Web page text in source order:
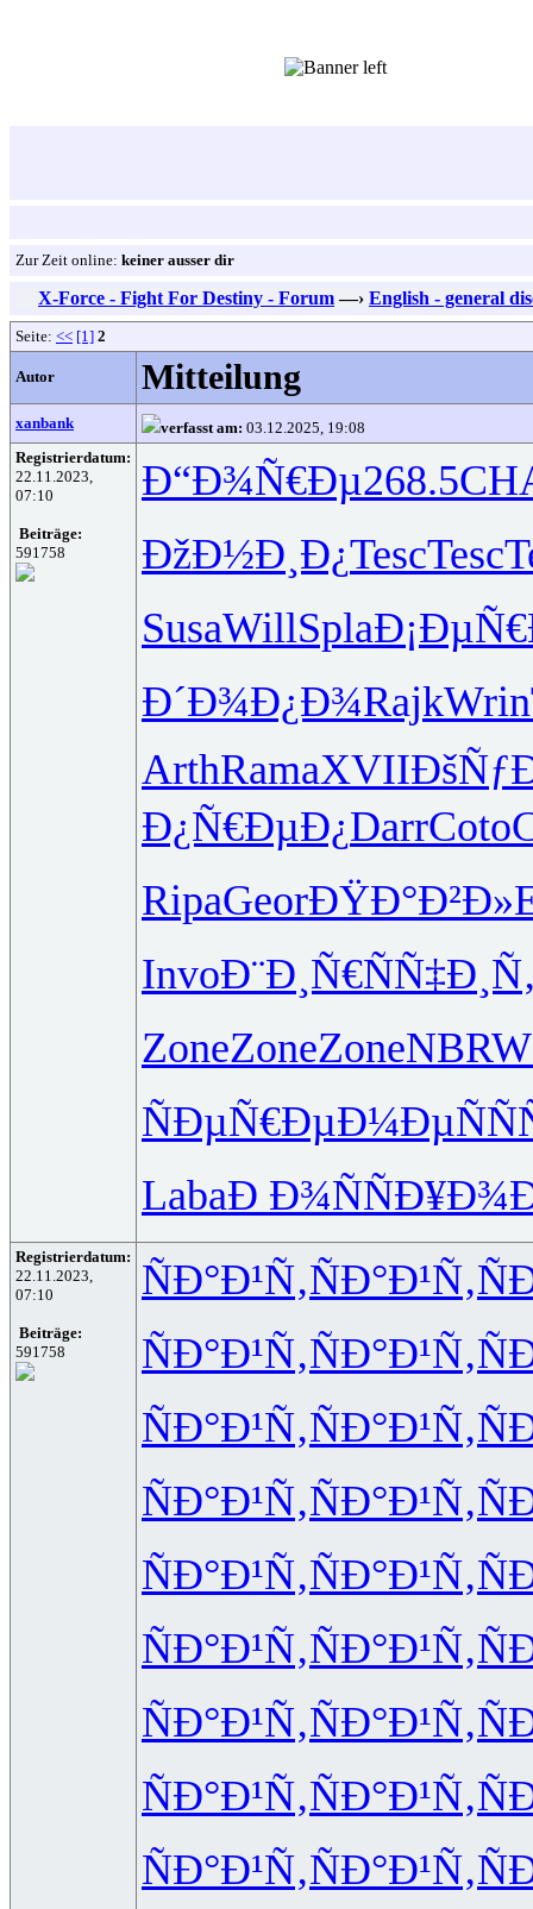
Zur Zeit online: keiner ausser dir
X-Force - Fight For Destiny - Forum —› English - general
Seite: << [1] 2
Autor Mitteilung
xanbank verfasst am: 03.12.2025, 19:08
Registrierdatum:
22.11.2023,
07:10
Beiträge:
591758
Ð“Ð¾Ñ€Ðµ268.5
ÐžÐ½Ð¸Ð¿TescTesc
SusaWillSpla
Ð´Ð¾Ð¿Ð¾RajkWrin
ArthRamaXVII
Ð¿Ñ€ÐµÐ¿DarrCoto
RipaGeorÐŸÐ°Ð²Ð»
InvoÐ¨Ð¸Ñ€Ñ
ZoneZoneZoneNBRW
ÑÐµÑ€ÐµÐ¼ÐµÑÑ
LabaÐ Ð¾ÑÑ
Registrierdatum:
22.11.2023,
07:10
Beiträge:
591758
ÑÐ°Ð¹Ñ‚ÑÐ°Ð¹Ñ‚
ÑÐ°Ð¹Ñ‚ÑÐ°Ð¹Ñ‚
ÑÐ°Ð¹Ñ‚ÑÐ°Ð¹Ñ‚
ÑÐ°Ð¹Ñ‚ÑÐ°Ð¹Ñ‚
ÑÐ°Ð¹Ñ‚ÑÐ°Ð¹Ñ‚
ÑÐ°Ð¹Ñ‚ÑÐ°Ð¹Ñ‚
ÑÐ°Ð¹Ñ‚ÑÐ°Ð¹Ñ‚
ÑÐ°Ð¹Ñ‚ÑÐ°Ð¹Ñ‚
ÑÐ°Ð¹Ñ‚ÑÐ°Ð¹Ñ‚